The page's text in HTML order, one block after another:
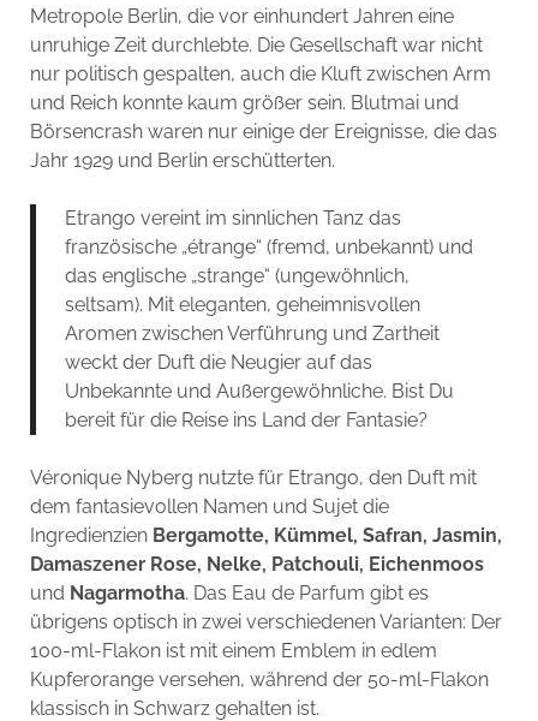
Metropole Berlin, die vor einhundert Jahren eine
unruhige Zeit durchlebte. Die Gesellschaft war nicht
nur politisch gespalten, auch die Kluft zwischen Arm
und Reich konnte kaum größer sein. Blutmai und
Börsencrash waren nur einige der Ereignisse, die das
Jahr 1929 und Berlin erschütterten.
Etrango vereint im sinnlichen Tanz das
französische „étrange“ (fremd, unbekannt) und
das englische „strange“ (ungewöhnlich,
seltsam). Mit eleganten, geheimnisvollen
Aromen zwischen Verführung und Zartheit
weckt der Duft die Neugier auf das
Unbekannte und Außergewöhnliche. Bist Du
bereit für die Reise ins Land der Fantasie?
Véronique Nyberg nutzte für Etrango, den Duft mit
dem fantasievollen Namen und Sujet die
Ingredienzien Bergamotte, Kümmel, Safran, Jasmin,
Damaszener Rose, Nelke, Patchouli, Eichenmoos
und Nagarmotha. Das Eau de Parfum gibt es
übrigens optisch in zwei verschiedenen Varianten: Der
100-ml-Flakon ist mit einem Emblem in edlem
Kupferorange versehen, während der 50-ml-Flakon
klassisch in Schwarz gehalten ist.